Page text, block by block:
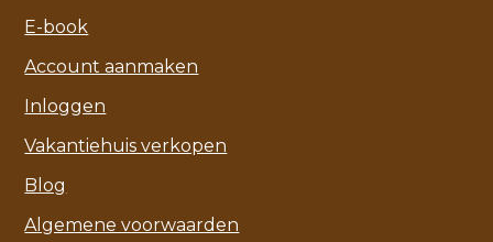
E-book
Account aanmaken
Inloggen
Vakantiehuis verkopen
Blog
Algemene voorwaarden